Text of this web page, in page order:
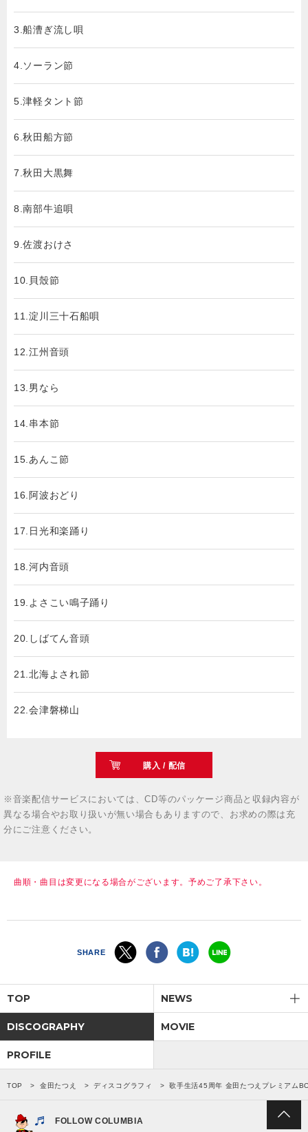
3.船漕ぎ流し唄
4.ソーラン節
5.津軽タント節
6.秋田船方節
7.秋田大黒舞
8.南部牛追唄
9.佐渡おけさ
10.貝殼節
11.淀川三十石船唄
12.江州音頭
13.男なら
14.串本節
15.あんこ節
16.阿波おどり
17.日光和楽踊り
18.河内音頭
19.よさこい鳴子踊り
20.しばてん音頭
21.北海よされ節
22.会津磐梯山
購入 / 配信
※音楽配信サービスにおいては、CD等のパッケージ商品と収録内容が
異なる場合やお取り扱いが無い場合もありますので、お求めの際は充
分にご注意ください。
曲順・曲目は変更になる場合がございます。予めご了承下さい。
SHARE
TOP NEWS
DISCOGRAPHY MOVIE
PROFILE
TOP 金田たつえ ディスコグラフィ 歌手生活45周年 金田たつえプレミアム
FOLLOW COLUMBIA